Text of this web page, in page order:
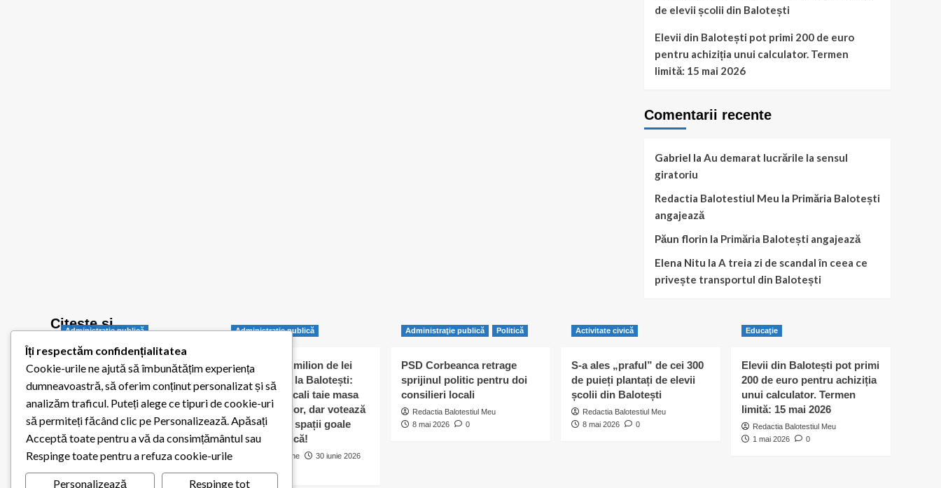
de elevii școlii din Balotești
Elevii din Balotești pot primi 200 de euro
pentru achiziția unui calculator. Termen
limită: 15 mai 2026
Comentarii recente
Gabriel la Au demarat lucrările la sensul
giratoriu
Redactia Balotestiul Meu la Primăria Balotești
angajează
Păun florin la Primăria Balotești angajează
Elena Nitu la A treia zi de scandal în ceea ce
privește transportul din Balotești
Citește și…
Administraţie publică
Balotești pornește
digitalizarea administrației
publice locale
Redactia Balotestiul Meu
26 iulie 2026
0
Administraţie publică
Jumătate de milion de lei
dați „în orb” la Balotești:
Consilierii locali taie masa
caldă a elevilor, dar votează
contracte cu spații goale
pentru biserică!
Cosmin Matache
30 iunie 2026
Administraţie publică Politică
PSD Corbeanca retrage
sprijinul politic pentru doi
consilieri locali
Redactia Balotestiul Meu
8 mai 2026
0
Activitate civică
S-a ales „praful” de cei 300
de puieți plantați de elevii
școlii din Balotești
Redactia Balotestiul Meu
8 mai 2026
0
Educaţie
Elevii din Balotești pot primi
200 de euro pentru achiziția
unui calculator. Termen
limită: 15 mai 2026
Redactia Balotestiul Meu
1 mai 2026
0
Îți respectăm confidențialitatea
Cookie-urile ne ajută să îmbunătățim experiența
dumneavoastră, să oferim conținut personalizat și să
analizăm traficul. Puteți alege ce tipuri de cookie-uri
să permiteți făcând clic pe Personalizează. Apăsați
Acceptă toate pentru a vă da consimțământul sau
Respinge toate pentru a refuza cookie-urile
Personalizează Respinge tot